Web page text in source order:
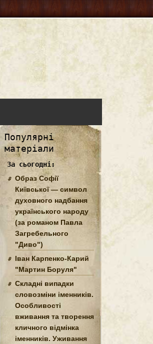
Популярні
матеріали
За сьогодні:
Образ Софії
Київської — символ
духовного надбання
українського народу
(за романом Павла
Загребельного
"Диво")
Іван Карпенко-Карий
"Мартин Боруля"
Складні випадки
словозміни іменників.
Особливості
вживання та творення
кличного відмінка
іменників. Уживання